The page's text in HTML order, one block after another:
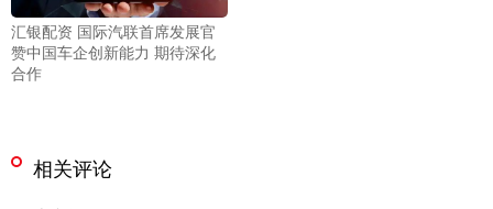
汇银配资 国际汽联首席发展官
赞中国车企创新能力 期待深化
合作
相关评论